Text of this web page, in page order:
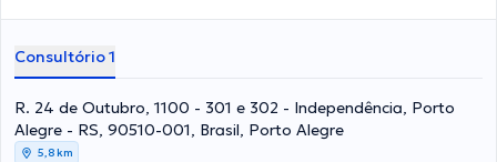
Consultório 1
R. 24 de Outubro, 1100 - 301 e 302 - Independência, Porto
Alegre - RS, 90510-001, Brasil, Porto Alegre
5,8 km